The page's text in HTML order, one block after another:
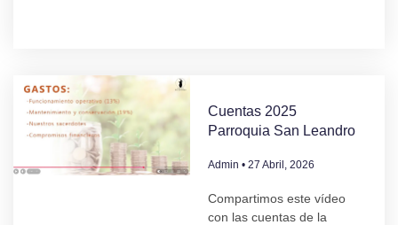
Cuentas 2025
Parroquia San Leandro
Admin 27 Abril, 2026
Compartimos este vídeo
con las cuentas de la